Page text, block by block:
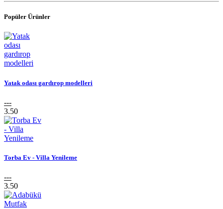
Popüler Ürünler
Yatak odası gardırop modelleri
---
3.50
Torba Ev - Villa Yenileme
---
3.50